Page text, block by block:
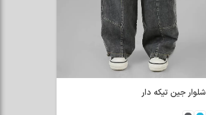
شلوار جین تیکه دار